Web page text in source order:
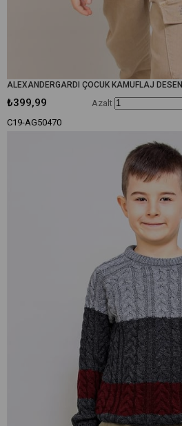
ALEXANDERGARDI ÇOCUK KAMUFLAJ
₺399,99
C19-AG50470
Azalt